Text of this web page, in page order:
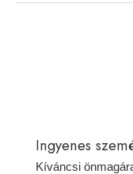
Ingyenes
Kíváncsi